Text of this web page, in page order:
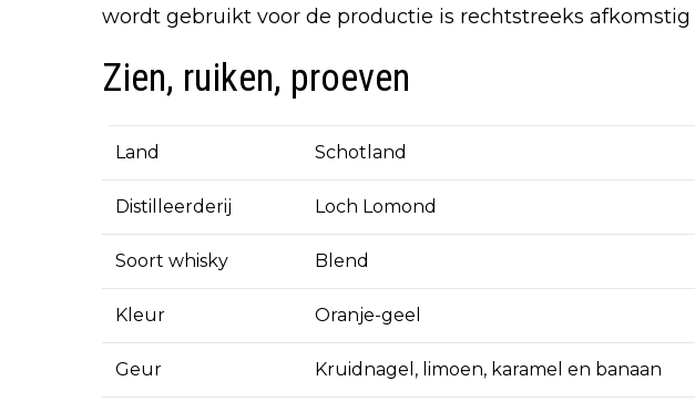
wordt gebruikt voor de productie is rechtstreeks afkomstig
Zien, ruiken, proeven
Land Schotland
Distilleerderij Loch Lomond
Soort whisky Blend
Kleur Oranje-geel
Geur Kruidnagel, limoen, karamel en banaan